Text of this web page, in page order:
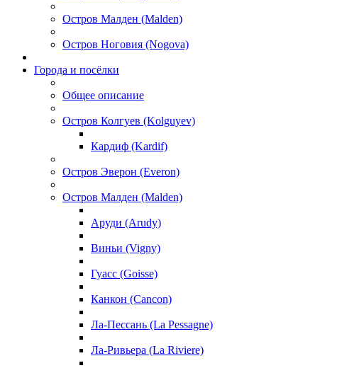
Остров Малден (Malden)
Остров Ноговия (Nogova)
Города и посёлки
Общее описание
Остров Колгуев (Kolguyev)
Кардиф (Kardif)
Остров Эверон (Everon)
Остров Малден (Malden)
Аруди (Arudy)
Виньи (Vigny)
Гуасс (Goisse)
Канкон (Cancon)
Ла-Пессань (La Pessagne)
Ла-Ривьера (La Riviere)